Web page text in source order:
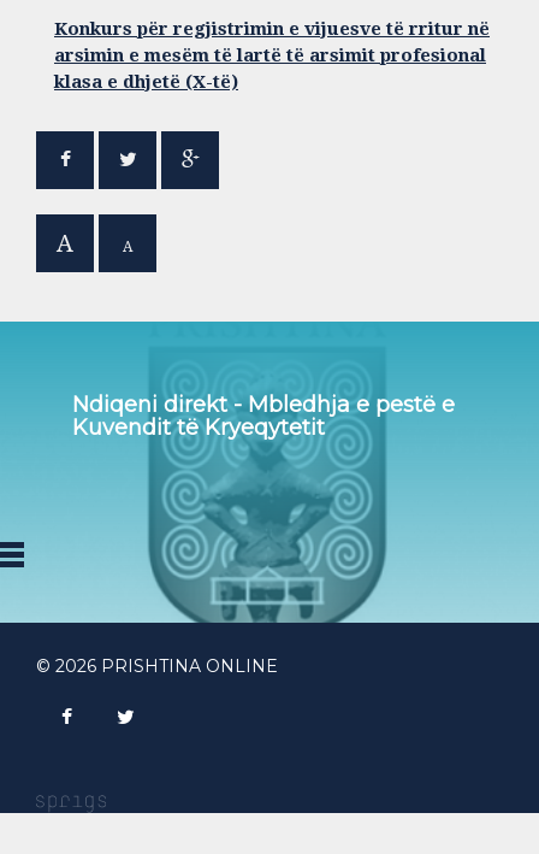
Konkurs për regjistrimin e vijuesve të rritur në
arsimin e mesëm të lartë të arsimit profesional
klasa e dhjetë (X-të)
A A
Ndiqeni direkt - Mbledhja e pestë e
Kuvendit të Kryeqytetit
© 2026 PRISHTINA ONLINE